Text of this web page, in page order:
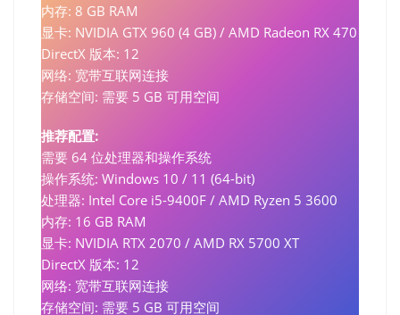
内存: 8 GB RAM
显卡: NVIDIA GTX 960 (4 GB) / AMD Radeon RX 470
DirectX 版本: 12
网络: 宽带互联网连接
存储空间: 需要 5 GB 可用空间
推荐配置:
需要 64 位处理器和操作系统
操作系统: Windows 10 / 11 (64-bit)
处理器: Intel Core i5-9400F / AMD Ryzen 5 3600
内存: 16 GB RAM
显卡: NVIDIA RTX 2070 / AMD RX 5700 XT
DirectX 版本: 12
网络: 宽带互联网连接
存储空间: 需要 5 GB 可用空间